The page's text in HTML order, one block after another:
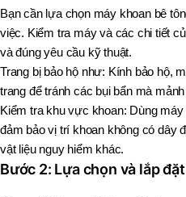
Bạn cần lựa chọn máy khoan bê
việc. Kiểm tra máy và các chi tiết
và đúng yêu cầu kỹ thuật.
Trang bị bảo hộ như: Kính bảo hộ,
trang để tránh các bụi bẩn mà
Kiểm tra khu vực khoan: Dùng
đảm bảo vị trí khoan không có dây
vật liệu nguy hiểm khác.
Bước 2: Lựa chọn và lắp